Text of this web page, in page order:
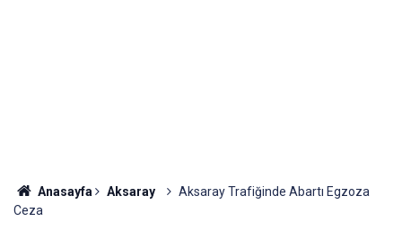
Anasayfa Aksaray
Aksaray Trafiğinde Abartı Egzoza
Ceza